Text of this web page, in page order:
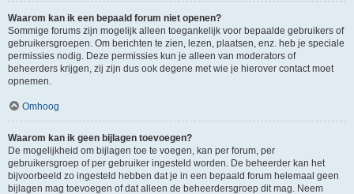
Waarom kan ik een bepaald forum niet openen?
Sommige forums zijn mogelijk alleen toegankelijk voor bepaalde gebruikers of
gebruikersgroepen. Om berichten te zien, lezen, plaatsen, enz. heb je speciale
permissies nodig. Deze permissies kun je alleen van moderators of
beheerders krijgen, zij zijn dus ook degene met wie je hierover contact moet
opnemen.
Omhoog
Waarom kan ik geen bijlagen toevoegen?
De mogelijkheid om bijlagen toe te voegen, kan per forum, per
gebruikersgroep of per gebruiker ingesteld worden. De beheerder kan het
bijvoorbeeld zo ingesteld hebben dat je in een bepaald forum helemaal geen
bijlagen mag toevoegen of dat alleen de beheerdersgroep dit mag. Neem